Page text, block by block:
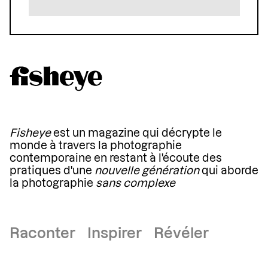
Fisheyeest un magazine qui décrypte le
monde à travers la photographie
contemporaine en restant à l'écoute des
pratiques d'une nouvelle générationqui aborde
la photographie sans complexe
Raconter Inspirer Révéler